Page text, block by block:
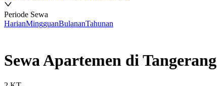
Periode Sewa
HarianMingguanBulananTahunan
Sewa Apartemen di Tangerang